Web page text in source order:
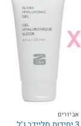
אביזרים